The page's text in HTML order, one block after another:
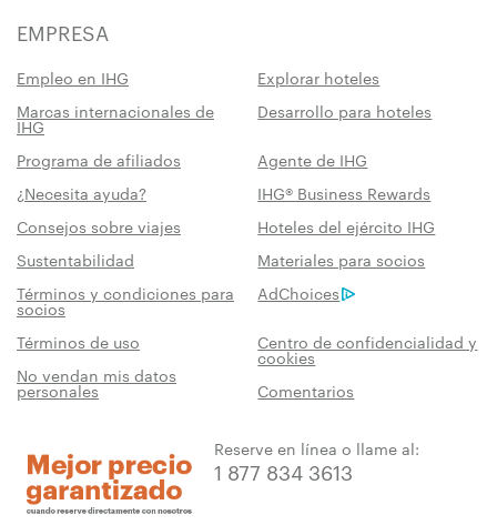
EMPRESA
Empleo en IHG
Explorar hoteles
Marcas internacionales de
IHG
Desarrollo para hoteles
Programa de afiliados
Agente de IHG
¿Necesita ayuda?
IHG® Business Rewards
Consejos sobre viajes
Hoteles del ejército IHG
Sustentabilidad
Materiales para socios
Términos y condiciones para
socios
AdChoices
Términos de uso Centro de confidencialidad y
cookies
No vendan mis datos
personales Comentarios
Reserve en línea o llame al:
1 877 834 3613